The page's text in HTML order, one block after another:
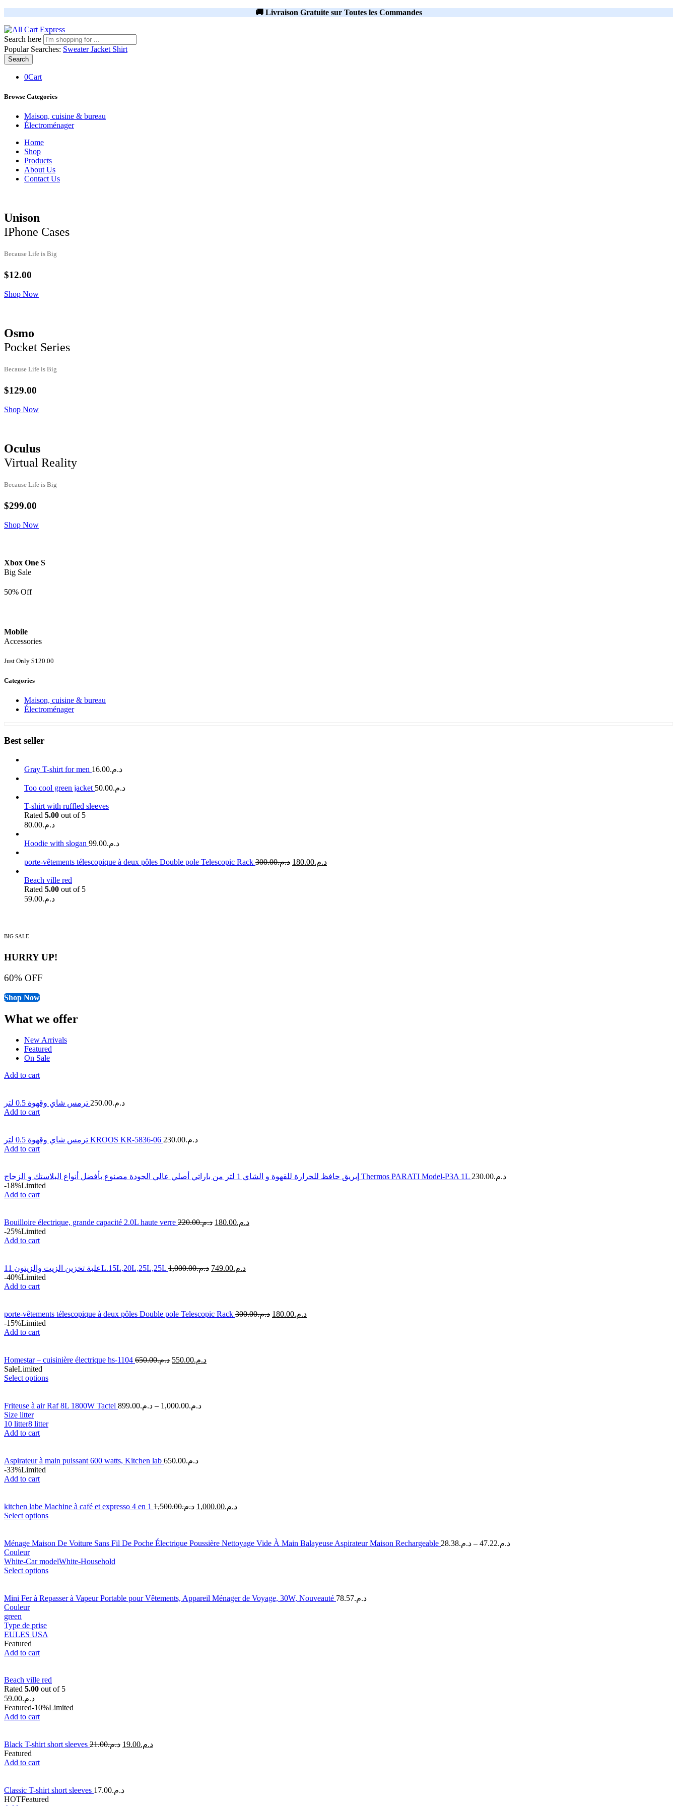
🚚 Livraison Gratuite sur Toutes les Commandes
Search here
Popular Searches: SweaterJacket Shirt
Search
0Cart
Browse Categories
Maison, cuisine & bureau
Électroménager
Home
Shop
Products
About Us
Contact Us
Unison
IPhone Cases
Because Life is Big
$12.00
Shop Now
Osmo
Pocket Series
Because Life is Big
$129.00
Shop Now
Oculus
Virtual Reality
Because Life is Big
$299.00
Shop Now
Xbox One S
Big Sale
50% Off
Mobile
Accessories
Just Only $120.00
Categories
Maison, cuisine & bureau
Électroménager
Best seller
Gray T-shirt for men د.م.16.00
Too cool green jacket د.م.50.00
T-shirt with ruffled sleeves
Rated 5.00 out of 5
د.م.80.00
Hoodie with slogan د.م.99.00
porte-vêtements télescopique à deux pôles Double pole Telescopic Rack د.م.300.00 د.م.180.00
Beach ville red
Rated 5.00 out of 5
د.م.59.00
BIG SALE
HURRY UP!
60% OFF
Shop Now
What we offer
New Arrivals
Featured
On Sale
Add to cart
د.م.250.00
Add to cart
ترمس شاي وقهوة 0.5 لتر KROOS KR-5836-06 د.م.230.00
Add to cart
إبريق حافظ للحرارة للقهوة و الشاي 1 لتر من باراتي أصلي عالي الجودة مصنوع بأفضل أنواع البلاستك و الزجاج Thermos PARATI Model-P3A 1L د.م.230.00
-18%Limited
Add to cart
Bouilloire électrique, grande capacité 2.0L haute verre د.م.220.00 د.م.180.00
-25%Limited
Add to cart
علبة تخزين الزيت والزيتون 11L.15L,20L,25L,25L د.م.1,000.00 د.م.749.00
-40%Limited
Add to cart
porte-vêtements télescopique à deux pôles Double pole Telescopic Rack د.م.300.00 د.م.180.00
-15%Limited
Add to cart
Homestar – cuisinière électrique hs-1104 د.م.650.00 د.م.550.00
SaleLimited
Select options
Friteuse à air Raf 8L 1800W Tactel د.م.899.00 – د.م.1,000.00
Size litter
10 litter8 litter
Add to cart
Aspirateur à main puissant 600 watts, Kitchen lab د.م.650.00
-33%Limited
Add to cart
kitchen labe Machine à café et expresso 4 en 1 د.م.1,500.00 د.م.1,000.00
Select options
Ménage Maison De Voiture Sans Fil De Poche Électrique Poussière Nettoyage Vide À Main Balayeuse Aspirateur Maison Rechargeable د.م.28.38 – د.م.47.22
Couleur
White-Car modelWhite-Household
Select options
Mini Fer à Repasser à Vapeur Portable pour Vêtements, Appareil Ménager de Voyage, 30W, Nouveauté د.م.78.57
Couleur
green
Type de prise
EULES USA
Featured
Add to cart
Beach ville red
Rated 5.00 out of 5
د.م.59.00
Featured-10%Limited
Add to cart
Black T-shirt short sleeves د.م.21.00 د.م.19.00
Featured
Add to cart
Classic T-shirt short sleeves د.م.17.00
HOTFeatured